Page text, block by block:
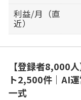
利益/月（直
近）
【登録者8,000
ト2,500件｜AI
一式